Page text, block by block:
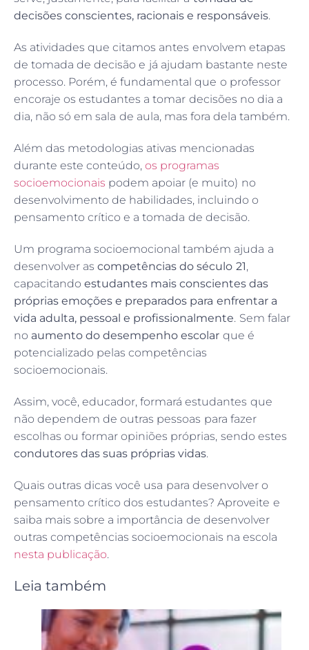
decisões conscientes, racionais e responsáveis.
As atividades que citamos antes envolvem etapas
de tomada de decisão e já ajudam bastante neste
processo. Porém, é fundamental que o professor
encoraje os estudantes a tomar decisões no dia a
dia, não só em sala de aula, mas fora dela também.
Além das metodologias ativas mencionadas
durante este conteúdo,os programas
socioemocionais podem apoiar (e muito) no
desenvolvimento de habilidades, incluindo o
pensamento crítico e a tomada de decisão.
Um programa socioemocional também ajuda a
desenvolver ascompetências do século 21,
capacitandoestudantes mais conscientes das
próprias emoções e preparados para enfrentar a
vida adulta, pessoal e profissionalmente. Sem falar
no aumento do desempenho escolar que é
potencializado pelas competências
socioemocionais.
Assim, você, educador, formará estudantes que
não dependem de outras pessoas para fazer
escolhas ou formar opiniões próprias, sendo estes
condutores das suas próprias vidas.
Quais outras dicas você usa para desenvolver o
pensamento crítico dos estudantes? Aproveite e
saiba mais sobre a importância de desenvolver
outras competências socioemocionais na escola
nesta publicação.
Leia também